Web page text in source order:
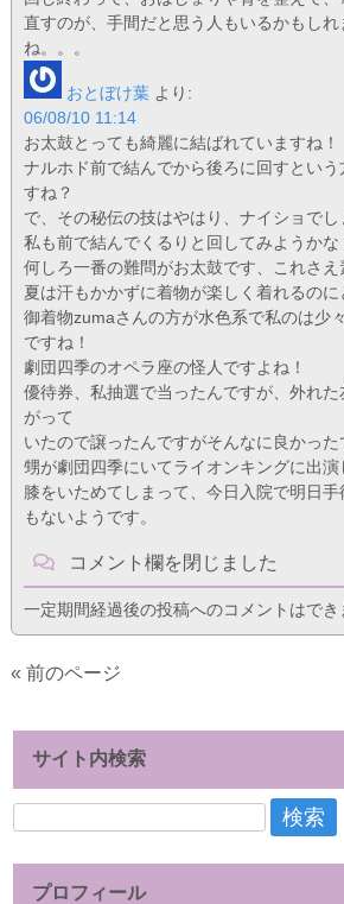
直すのが、手間だと思う人もいるかもし
ね。。。
おとぼけ葉 より:
06/08/10 11:14
お太鼓とっても綺麗に結ばれていますね！
ナルホド前で結んでから後ろに回すとい
すね？
で、その秘伝の技はやはり、ナイショでし
私も前で結んでくるりと回してみようかな
何しろ一番の難問がお太鼓です、これさ
夏は汗もかかずに着物が楽しく着れるのに
御着物zumaさんの方が水色系で私のは少
ですね！
劇団四季のオペラ座の怪人ですよね！
優待券、私抽選で当ったんですが、外れ
がって
いたので譲ったんですがそんなに良かった
甥が劇団四季にいてライオンキングに出
膝をいためてしまって、今日入院で明日
もないようです。
コメント欄を閉じました
一定期間経過後の投稿へのコメントはでき
« 前のページ
サイト内検索
検
プロフィール